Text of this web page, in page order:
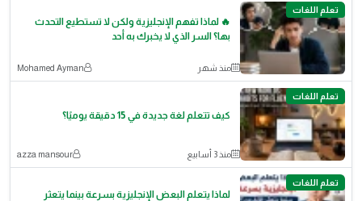
تعلم اللغات
🔥 لماذا تفهم الإنجليزية ولكن لا تستطيع التحدث
بها؟ السر الذي لا يخبرك به أحد
منذ شهر Mohamed Ayman
تعلم اللغات
كيف تتعلم لغة جديدة في 15 دقيقة يوميًا؟
منذ 3 أسابيع azza mansour
تعلم اللغات
لماذا يتعلم البعض الإنجليزية بسرعة بينما يتعثر